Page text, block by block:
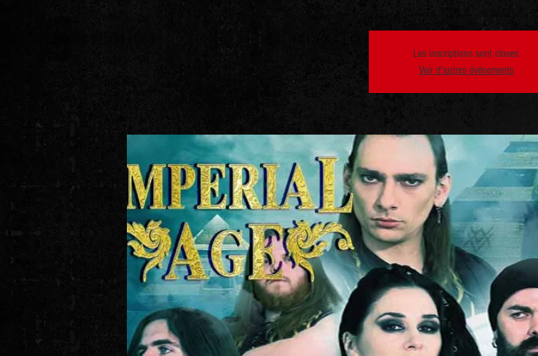
Les inscriptions sont closes
Voir d'autres événements